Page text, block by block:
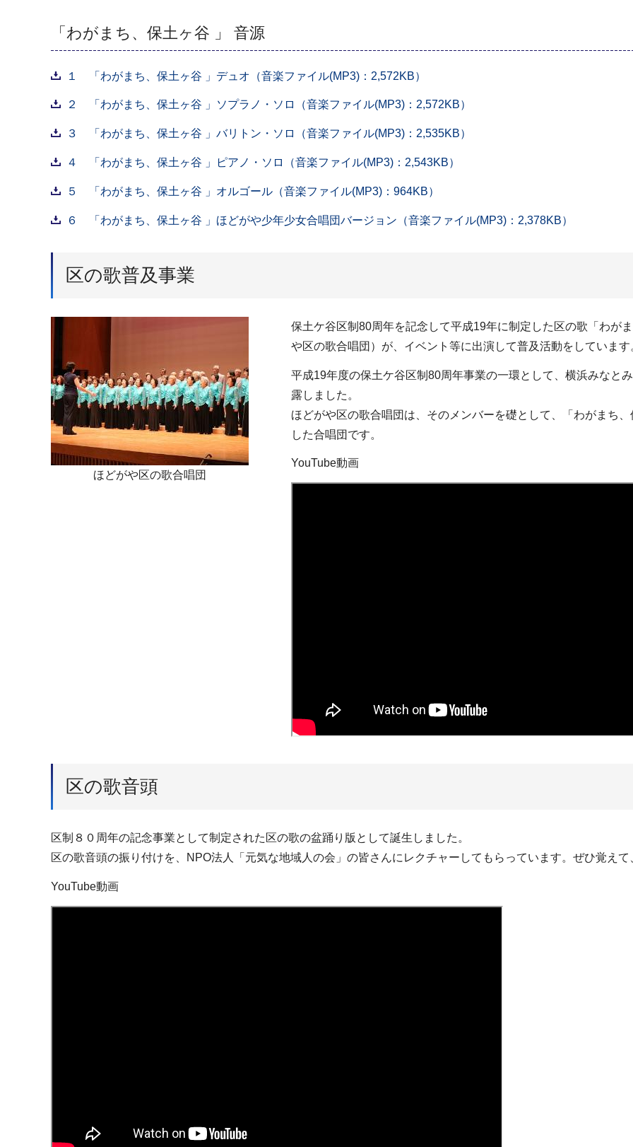
「わがまち、保土ヶ谷 」 音源
１ 「わがまち、保土ヶ谷 」デュオ（音楽ファイル(MP3)：2,572KB）
２ 「わがまち、保土ヶ谷 」ソプラノ・ソロ（音楽ファイル(MP3)：2,572KB）
３ 「わがまち、保土ヶ谷 」バリトン・ソロ（音楽ファイル(MP3)：2,535KB）
４ 「わがまち、保土ヶ谷 」ピアノ・ソロ（音楽ファイル(MP3)：2,543KB）
５ 「わがまち、保土ヶ谷 」オルゴール（音楽ファイル(MP3)：964KB）
６ 「わがまち、保土ヶ谷 」ほどがや少年少女合唱団バージョン（音楽ファイル(MP3)：2,378KB）
区の歌普及事業
ほどがや区の歌合唱団
保土ケ谷区制80周年を記念して平成19年に制定した区の歌「わが
や区の歌合唱団）が、イベント等に出演して普及活動をしています
平成19年度の保土ケ谷区制80周年事業の一環として、横浜みなと
露しました。
ほどがや区の歌合唱団は、そのメンバーを礎として、「わがまち
した合唱団です。
YouTube動画
区の歌音頭
区制８０周年の記念事業として制定された区の歌の盆踊り版として誕生しました。
区の歌音頭の振り付けを、NPO法人「元気な地域人の会」の皆さんにレクチャーしてもらっています。ぜひ覚え
YouTube動画